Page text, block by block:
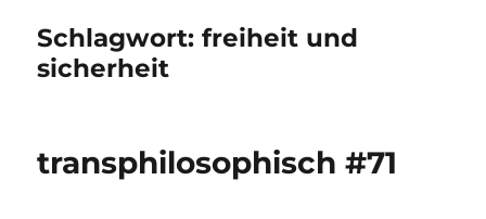
Schlagwort:freiheit und
sicherheit
transphilosophisch #71